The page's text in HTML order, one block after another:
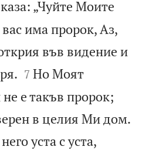
„Чуйте Моите
има пророк, Аз,
във видение и


7 Но Моят
е такъв пророк;
в целия Ми дом.
уста с уста,